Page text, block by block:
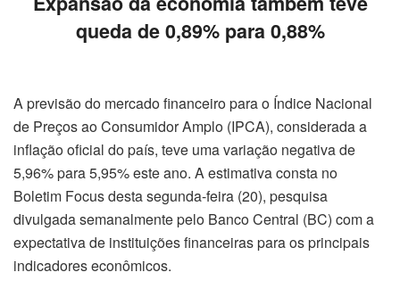
queda de 0,89% para 0,88%
A previsão do mercado financeiro para o Índice Nacional
de Preços ao Consumidor Amplo (IPCA), considerada a
inflação oficial do país, teve uma variação negativa de
5,96% para 5,95% este ano. A estimativa consta no
Boletim Focus desta segunda-feira (20), pesquisa
divulgada semanalmente pelo Banco Central (BC) com a
expectativa de instituições financeiras para os principais
indicadores econômicos.